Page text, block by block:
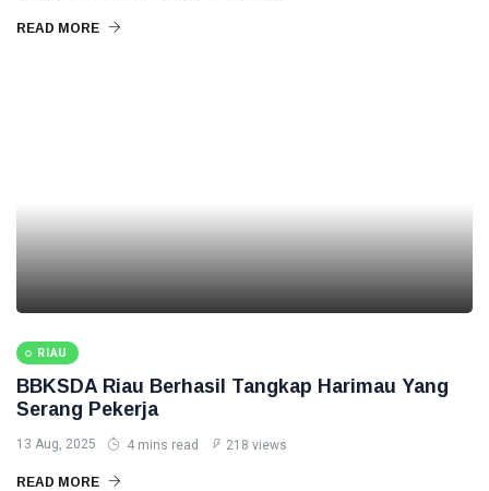
READ MORE
RIAU
BBKSDA Riau Berhasil Tangkap Harimau Yang
Serang Pekerja
13 Aug, 2025 4 mins read 218 views
READ MORE